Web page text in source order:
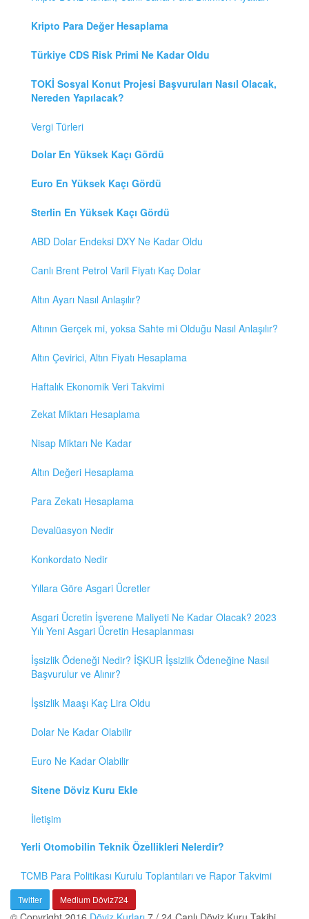
Kripto Para Değer Hesaplama
Türkiye CDS Risk Primi Ne Kadar Oldu
TOKİ Sosyal Konut Projesi Başvuruları Nasıl Olacak,
Nereden Yapılacak?
Vergi Türleri
Dolar En Yüksek Kaçı Gördü
Euro En Yüksek Kaçı Gördü
Sterlin En Yüksek Kaçı Gördü
ABD Dolar Endeksi DXY Ne Kadar Oldu
Canlı Brent Petrol Varil Fiyatı Kaç Dolar
Altın Ayarı Nasıl Anlaşılır?
Altının Gerçek mi, yoksa Sahte mi Olduğu Nasıl Anlaşılır?
Altın Çevirici, Altın Fiyatı Hesaplama
Haftalık Ekonomik Veri Takvimi
Zekat Miktarı Hesaplama
Nisap Miktarı Ne Kadar
Altın Değeri Hesaplama
Para Zekatı Hesaplama
Devalüasyon Nedir
Konkordato Nedir
Yıllara Göre Asgari Ücretler
Asgari Ücretin İşverene Maliyeti Ne Kadar Olacak? 2023
Yılı Yeni Asgari Ücretin Hesaplanması
İşsizlik Ödeneği Nedir? İŞKUR İşsizlik Ödeneğine Nasıl
Başvurulur ve Alınır?
İşsizlik Maaşı Kaç Lira Oldu
Dolar Ne Kadar Olabilir
Euro Ne Kadar Olabilir
Sitene Döviz Kuru Ekle
İletişim
Yerli Otomobilin Teknik Özellikleri Nelerdir?
TCMB Para Politikası Kurulu Toplantıları ve Rapor Takvimi
Twitter Medium Döviz724